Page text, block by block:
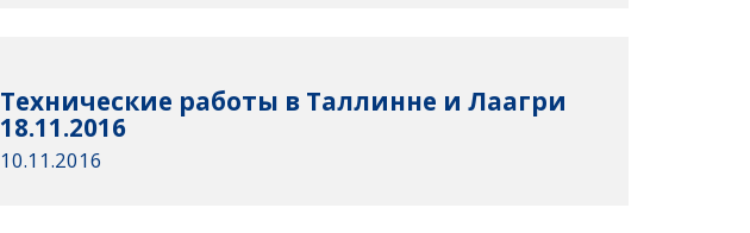
Технические работы в Таллинне и Лаагри
18.11.2016
10.11.2016